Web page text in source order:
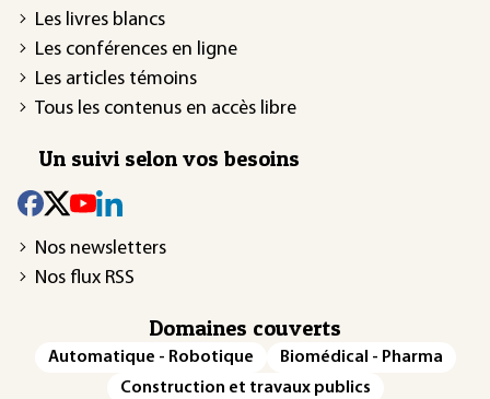
Les livres blancs
Les conférences en ligne
Les articles témoins
Tous les contenus en accès libre
Un suivi selon vos besoins
Nos newsletters
Nos flux RSS
Domaines couverts
Automatique - Robotique
Biomédical - Pharma
Construction et travaux publics